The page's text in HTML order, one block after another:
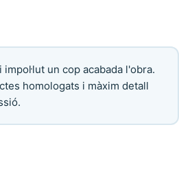
un cop acabada l'obra.
homologats i màxim detall